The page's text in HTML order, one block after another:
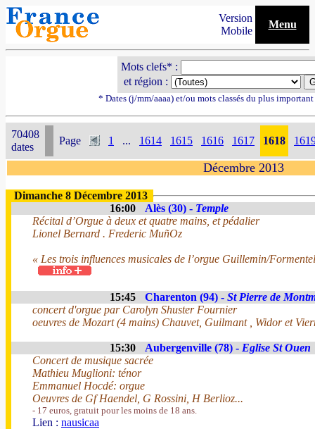
Version
Mobile
Menu
Mots clefs* :
et région :
* Dates (j/mm/aaaa) et/ou mots classés du plus
70408
dates
Page 1 ... 1614 1615 1616 1617 1618
Décembre 2013
Dimanche 8 Décembre 2013
16:00
Alès (30) - Temple
Récital d’Orgue à deux et quatre mains, et pédalier
Lionel Bernard . Frederic MuñOz
« Les trois influences musicales de l’orgue Guillemin/
15:45 Charenton (94) - St Pierre de
concert d'orgue par Carolyn Shuster Fournier
oeuvres de Mozart (4 mains) Chauvet, Guilmant , Widor et
15:30 Aubergenville (78) - Eglise St Ouen
Concert de musique sacrée
Mathieu Muglioni: ténor
Emmanuel Hocdé: orgue
Oeuvres de Gf Haendel, G Rossini, H Berlioz...
- 17 euros, gratuit pour les moins de 18 ans.
Lien : nausicaa